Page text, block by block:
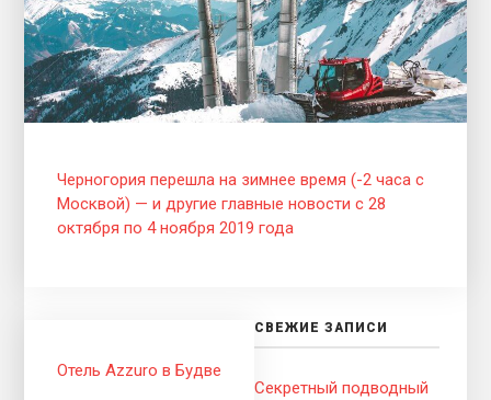
Черногория перешла на зимнее время (-2 часа с
Москвой) — и другие главные новости с 28
октября по 4 ноября 2019 года
Отель Azzuro в Будве
СВЕЖИЕ ЗАПИСИ
Секретный подводный